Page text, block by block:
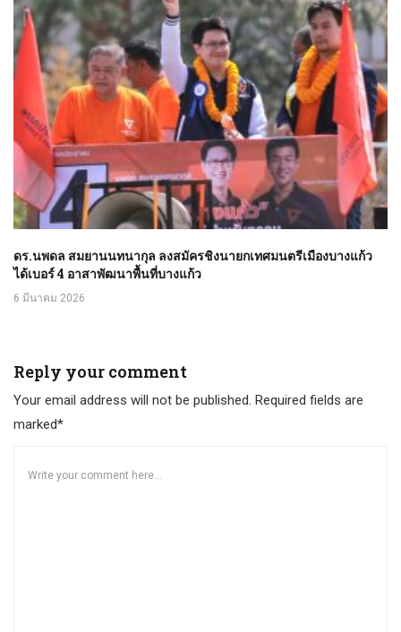
ดร.นพดล สมยานนทนากุล ลงสมัครชิงนายกเทศมนตรีเมืองบางแก้ว
ได้เบอร์ 4 อาสาพัฒนาพื้นที่บางแก้ว
6 มีนาคม 2026
Reply your comment
Your email address will not be published. Required fields are
marked*